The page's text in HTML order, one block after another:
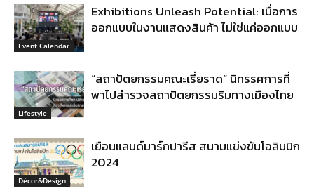
Event Calendar
Exhibitions Unleash Potential: เมื่อการ
ออกแบบในงานแสดงสินค้า ไม่ใช่แค่ออกแบบ
Lifestyle
“สถาปัตยกรรมคณะเรี่ยราด” นิทรรศการที่
พาไปสำรวจสถาปัตยกรรมริมทางเมืองไทย
Décor&Design
เยือนแลนด์มาร์กปารีส สนามแข่งขันโอลิมปิก
2024